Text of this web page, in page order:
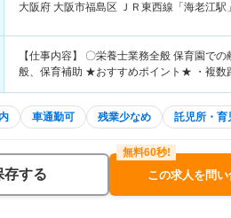
大阪府 大阪市福島区 ＪＲ東西線「海老江
【仕事内容】 〇栄養士業務全般 保育園で
般、保育補助 ★おすすめポイント★ ・複数
車通勤可 残業少なめ 託児所・育
存する この求人を問